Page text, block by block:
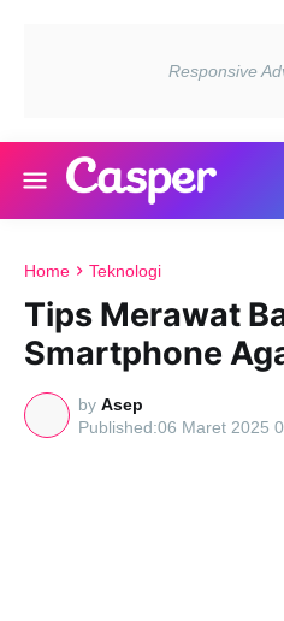
Home Teknologi
Tips Merawat
Smartphone
by Asep
06 Maret 2025